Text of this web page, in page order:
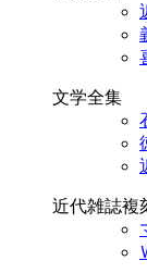
文学全集
近代雑誌複